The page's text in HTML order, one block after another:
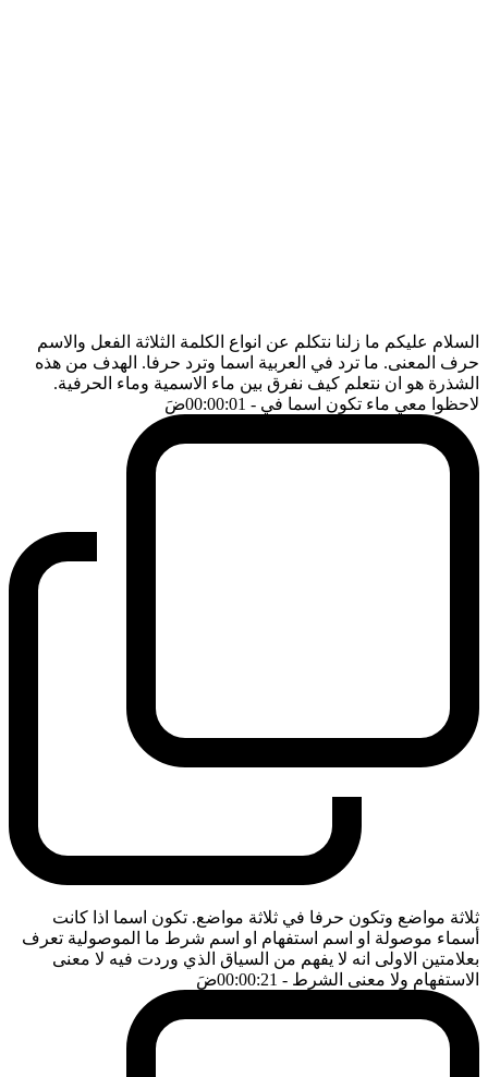
السلام عليكم ما زلنا نتكلم عن انواع الكلمة الثلاثة الفعل والاسم
حرف المعنى. ما ترد في العربية اسما وترد حرفا. الهدف من هذه
الشذرة هو ان نتعلم كيف نفرق بين ماء الاسمية وماء الحرفية.
لاحظوا معي ماء تكون اسما في - 00:00:01 ضَ
ثلاثة مواضع وتكون حرفا في ثلاثة مواضع. تكون اسما اذا كانت
أسماء موصولة او اسم استفهام او اسم شرط ما الموصولية تعرف
بعلامتين الاولى انه لا يفهم من السياق الذي وردت فيه لا معنى
الاستفهام ولا معنى الشرط - 00:00:21 ضَ